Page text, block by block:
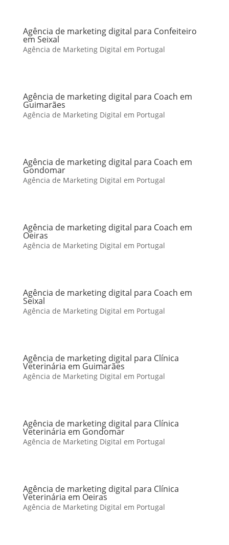
Agência de marketing digital para Confeiteiro
em Seixal
Agência de Marketing Digital em Portugal
Agência de marketing digital para Coach em
Guimarães
Agência de Marketing Digital em Portugal
Agência de marketing digital para Coach em
Gondomar
Agência de Marketing Digital em Portugal
Agência de marketing digital para Coach em
Oeiras
Agência de Marketing Digital em Portugal
Agência de marketing digital para Coach em
Seixal
Agência de Marketing Digital em Portugal
Agência de marketing digital para Clínica
Veterinária em Guimarães
Agência de Marketing Digital em Portugal
Agência de marketing digital para Clínica
Veterinária em Gondomar
Agência de Marketing Digital em Portugal
Agência de marketing digital para Clínica
Veterinária em Oeiras
Agência de Marketing Digital em Portugal